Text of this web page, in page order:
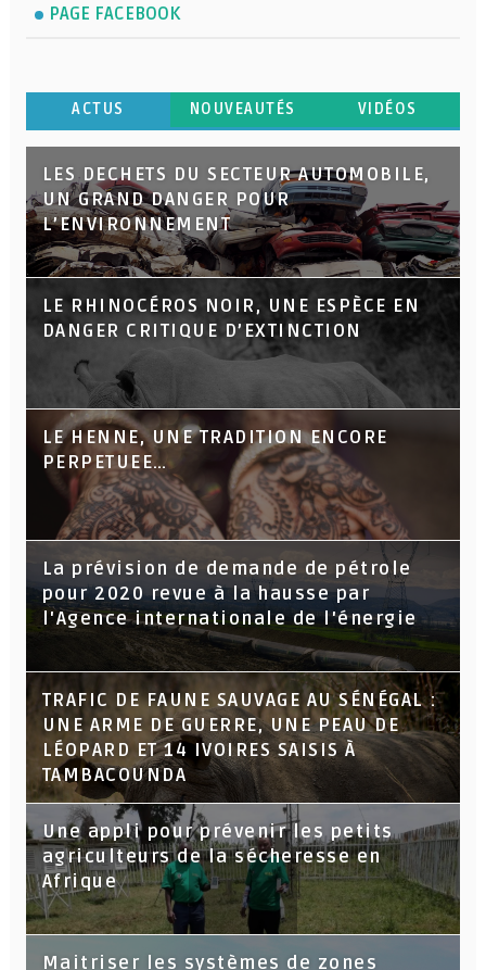
PAGE FACEBOOK
ACTUS NOUVEAUTÉS VIDÉOS
LES DECHETS DU SECTEUR AUTOMOBILE,
UN GRAND DANGER POUR
L’ENVIRONNEMENT
LE RHINOCÉROS NOIR, UNE ESPÈCE EN
DANGER CRITIQUE D’EXTINCTION
LE HENNE, UNE TRADITION ENCORE
PERPETUEE…
La prévision de demande de pétrole
pour 2020 revue à la hausse par
l'Agence internationale de l'énergie
TRAFIC DE FAUNE SAUVAGE AU SÉNÉGAL :
UNE ARME DE GUERRE, UNE PEAU DE
LÉOPARD ET 14 IVOIRES SAISIS À
TAMBACOUNDA
Une appli pour prévenir les petits
agriculteurs de la sécheresse en
Afrique
Maitriser les systèmes de zones